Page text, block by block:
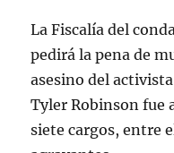
La Fiscalía del
pedirá la pena de
asesino del
Tyler Robinson fue
siete cargos, entre